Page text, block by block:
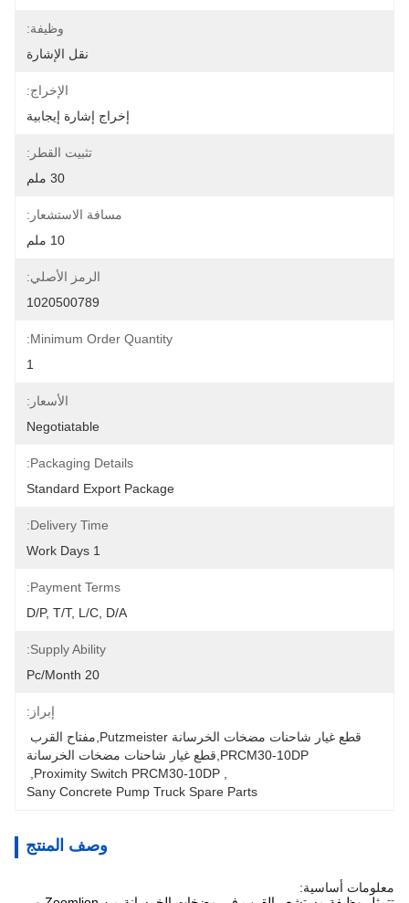
وظيفة:
نقل الإشارة
الإخراج:
إخراج إشارة إيجابية
تثبيت القطر:
30 ملم
مسافة الاستشعار:
10 ملم
الرمز الأصلي:
1020500789
Minimum Order Quantity:
1
الأسعار:
Negotiatable
Packaging Details:
Standard Export Package
Delivery Time:
1 Work Days
Payment Terms:
D/P, T/T, L/C, D/A
Supply Ability:
20 Pc/month
إبراز:
PRCM30-10DP,قطع غيار شاحنات مضخات الخرسانة
Proximity Switch PRCM30-10DP
Sany Concrete Pump Truck Spare Parts
وصف المنتج
معلومات أساسية: